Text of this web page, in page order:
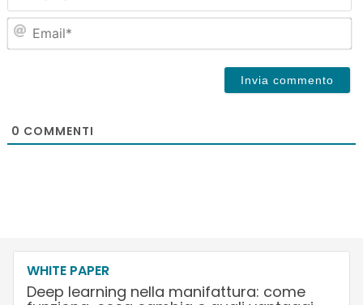
0 COMMENTI
WHITE PAPER
Deep learning nella manifattura: come